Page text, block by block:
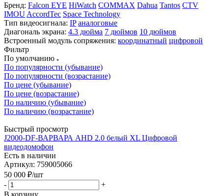
Бренд: Falcon EYE HiWatch COMMAX Dahua Tantos CTV
IMOU AccordTec Space Technology
Тип видеосигнала: IP аналоговые
Диагональ экрана: 4.3 дюйма 7 дюймов 10 дюймов
Встроенный модуль сопряжения: координатный цифровой
Фильтр
По умолчанию
По популярности (убывание)
По популярности (возрастание)
По цене (убывание)
По цене (возрастание)
По наличию (убывание)
По наличию (возрастание)
Быстрый просмотр
J2000-DF-ВАРВАРА AHD 2.0 белый XL Цифровой
видеодомофон
Есть в наличии
Артикул: 759005066
50 000 ₽/шт
-
+
В корзину